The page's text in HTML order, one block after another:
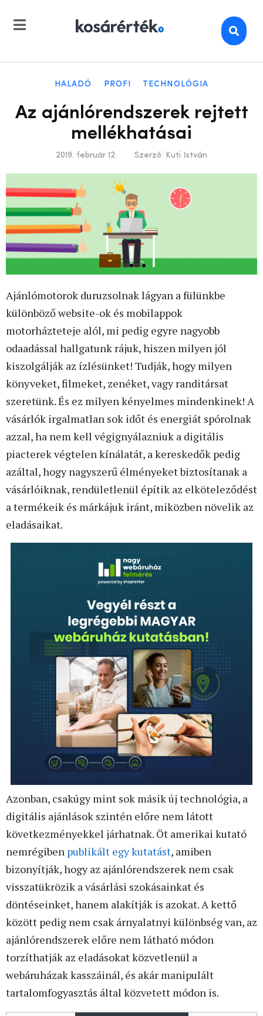
HALADÓ PROFI TECHNOLÓGIA
Az ajánlórendszerek rejtett
mellékhatásai
2019. február 12. Szerző: Kuti István
Ajánlómotorok duruzsolnak lágyan a fülünkbe
különböző website-ok és mobilappok
motorházteteje alól, mi pedig egyre nagyobb
odaadással hallgatunk rájuk, hiszen milyen jól
kiszolgálják az ízlésünket! Tudják, hogy milyen
könyveket, filmeket, zenéket, vagy randitársat
szeretünk. És ez milyen kényelmes mindenkinek! A
vásárlók irgalmatlan sok időt és energiát spórolnak
azzal, ha nem kell végignyálazniuk a digitális
piacterek végtelen kínálatát, a kereskedők pedig
azáltal, hogy nagyszerű élményeket biztosítanak a
vásárlóiknak, rendületlenül építik az elköteleződést
a termékeik és márkájuk iránt, miközben növelik az
eladásaikat.
Azonban, csakúgy mint sok másik új technológia, a
digitális ajánlások szintén előre nem látott
következményekkel járhatnak. Öt amerikai kutató
nemrégiben publikált egy kutatást, amiben
bizonyítják, hogy az ajánlórendszerek nem csak
visszatükrözik a vásárlási szokásainkat és
döntéseinket, hanem alakítják is azokat. A kettő
között pedig nem csak árnyalatnyi különbség van, az
ajánlórendszerek előre nem látható módon
torzíthatják az eladásokat közvetlenül a
webáruházak kasszáinál, és akár manipulált
tartalomfogyasztás által közvetett módon is.